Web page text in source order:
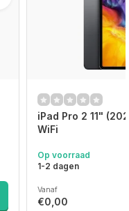
iPad Pro 2 11"
WiFi
Op voorraad
1-2 dagen
Vanaf
€0,00